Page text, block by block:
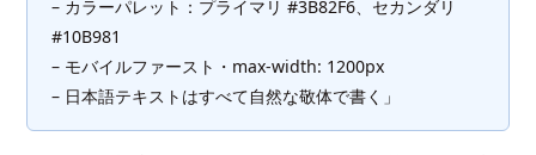
– カラーパレット：プライマリ #3B82F6、セカンダリ
#10B981
– モバイルファースト・max-width: 1200px
– 日本語テキストはすべて自然な敬体で書く」